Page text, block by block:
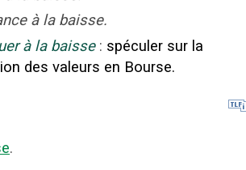
à la baisse.
à la baisse : spéculer sur la
des valeurs en Bourse.
.